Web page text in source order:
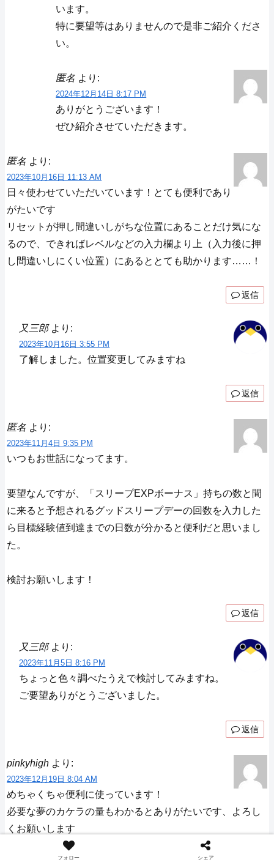
います。
特に要望等はありませんので是非ご紹介くださ
い。
匿名 より:
2024年12月14日 8:17 PM
ありがとうございます！
ぜひ紹介させていただきます。
匿名 より:
2023年10月16日 11:13 AM
日々使わせていただいています！とても便利であり
がたいです
リセットが押し間違いしがちな位置にあることだけ気にな
るので、できればレベルなどの入力欄より上（入力後に押
し間違いしにくい位置）にあるととても助かります……！
返信
又三郎 より:
2023年10月16日 3:55 PM
了解しました。位置変更してみますね
返信
匿名 より:
2023年11月4日 9:35 PM
いつもお世話になってます。
要望なんですが、「スリープEXPボーナス」持ちの数と間
に来ると予想されるグッドスリープデーの回数を入力した
ら目標経験値到達までの日数が分かると便利だと思いまし
た。
検討お願いします！
返信
又三郎 より:
2023年11月5日 8:16 PM
ちょっと色々調べたうえで検討してみますね。
ご要望ありがとうございました。
返信
pinkyhigh より:
2023年12月19日 8:04 AM
めちゃくちゃ便利に使っています！
必要な夢のカケラの量もわかるとありがたいです、よろし
くお願いします
フォロー シェア